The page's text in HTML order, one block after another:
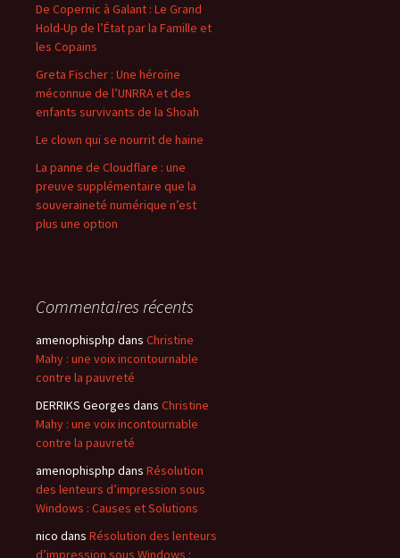
De Copernic à Galant : Le Grand
Hold-Up de l’État par la Famille et
les Copains
Greta Fischer : Une héroïne
méconnue de l’UNRRA et des
enfants survivants de la Shoah
Le clown qui se nourrit de haine
La panne de Cloudflare : une
preuve supplémentaire que la
souveraineté numérique n’est
plus une option
Commentaires récents
amenophisphp dans Christine
Mahy : une voix incontournable
contre la pauvreté
DERRIKS Georges dans Christine
Mahy : une voix incontournable
contre la pauvreté
amenophisphp dans Résolution
des lenteurs d’impression sous
Windows : Causes et Solutions
nico dans Résolution des lenteurs
d’impression sous Windows :